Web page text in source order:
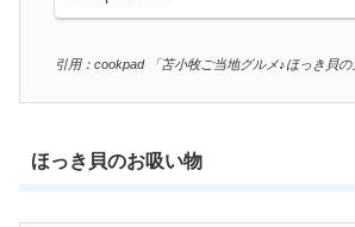
引用：cookpad 「苫小牧ご当地グルメ♪ほっき貝の
ほっき貝のお吸い物